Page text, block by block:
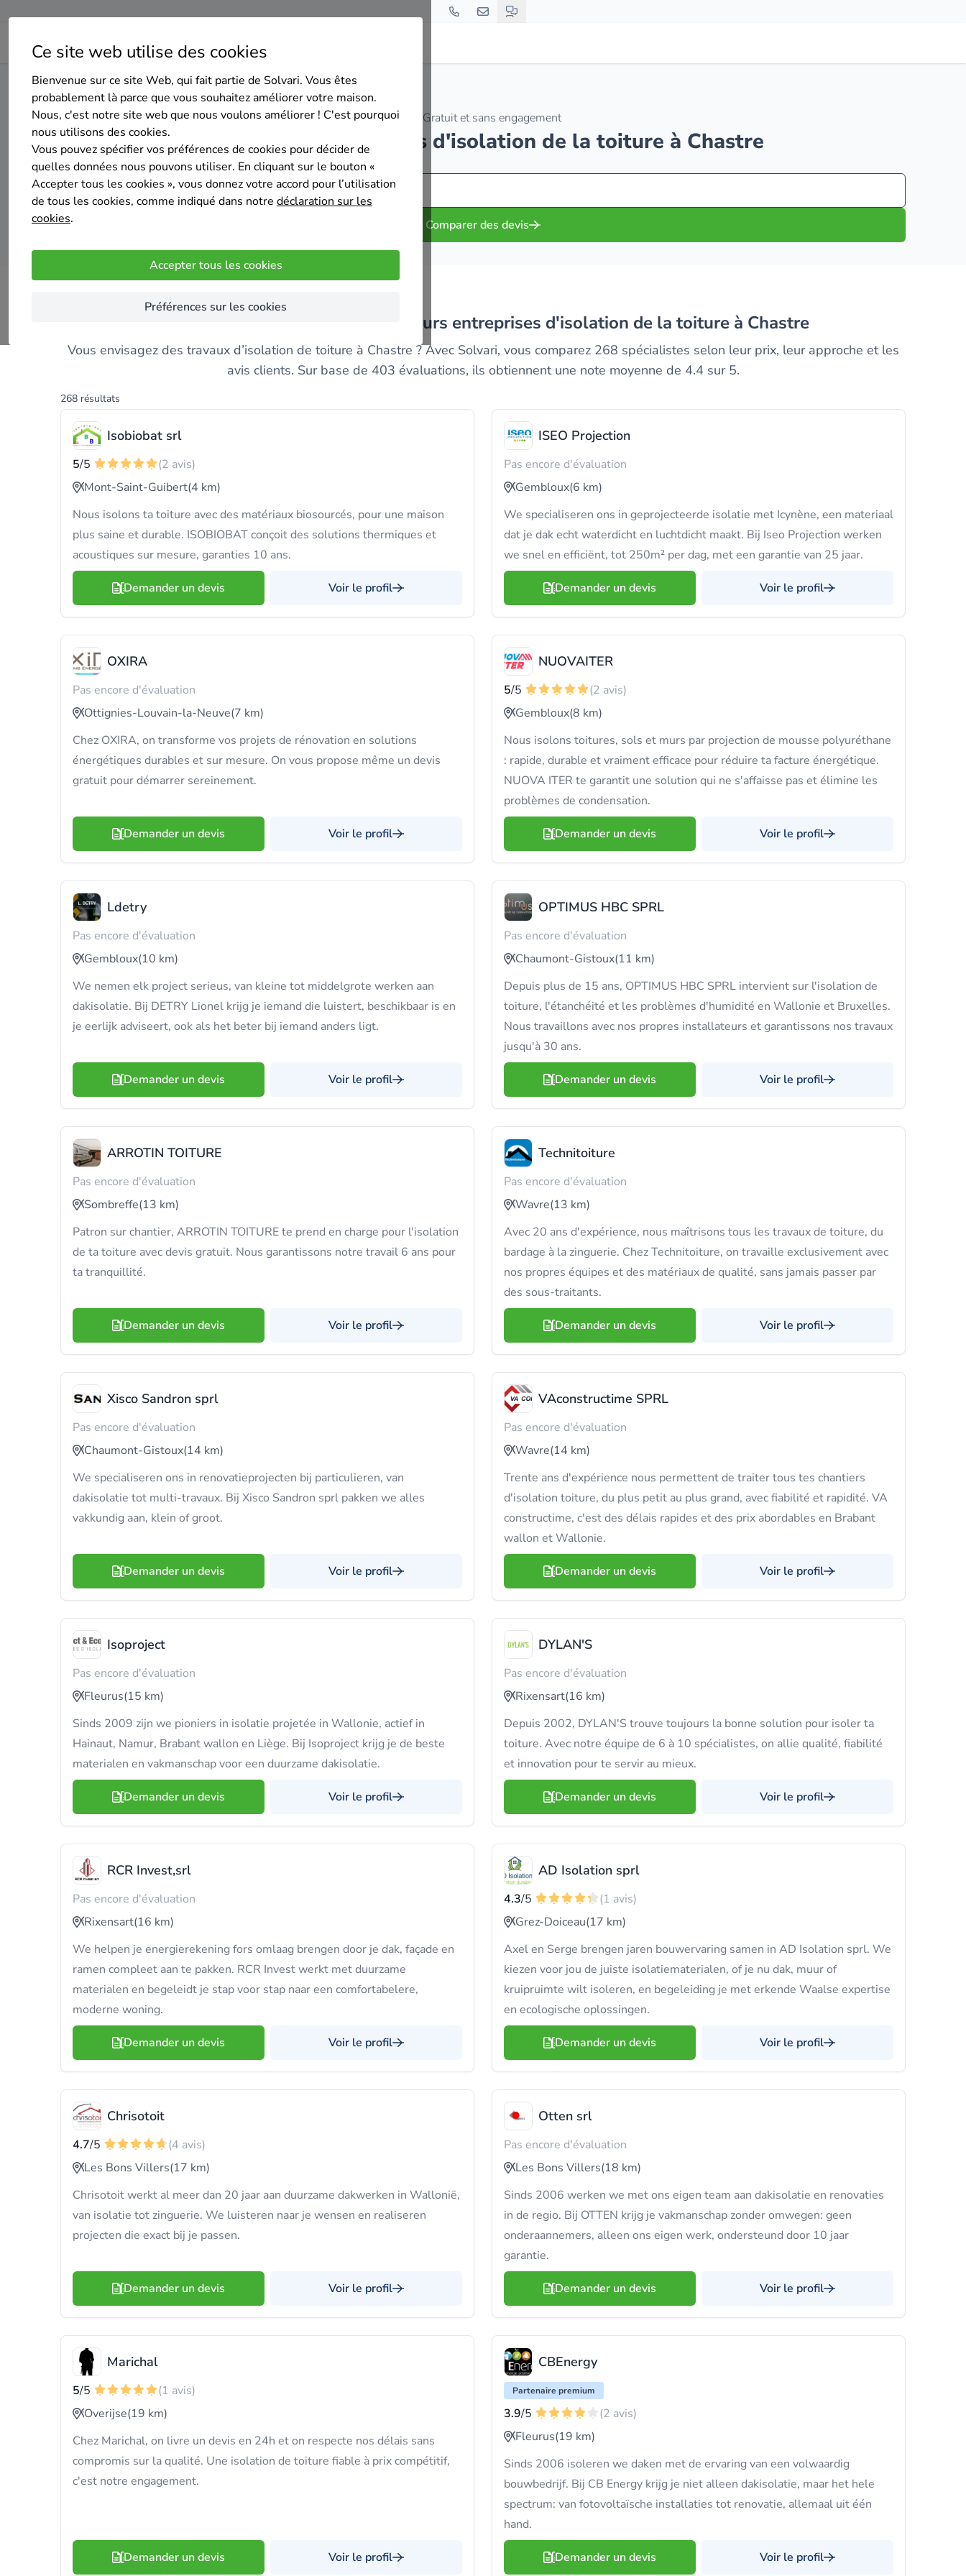
Ce site web utilise des cookies
Bienvenue sur ce site Web, qui fait partie de Solvari. Vous êtes
probablement là parce que vous souhaitez améliorer votre maison.
Nous, c'est notre site web que nous voulons améliorer ! C'est pourquoi
nous utilisons des cookies.
Vous pouvez spécifier vos préférences de cookies pour décider de
quelles données nous pouvons utiliser. En cliquant sur le bouton «
Accepter tous les cookies », vous donnez votre accord pour l’utilisation
de tous les cookies, comme indiqué dans notre déclaration sur les
cookies.
Accepter tous les cookies
Préférences sur les cookies
Home Isolation de la toiture Brabant wallon Chastre
Gratuit et sans engagement
Top 20 des entreprises d'isolation de la toiture à Chastre
Comparer des devis
Découvrez et comparez les meilleurs entreprises d'isolation de la toiture à Chastre
Vous envisagez des travaux d’isolation de toiture à Chastre ? Avec Solvari, vous comparez 268 spécialistes selon leur prix, leur approche et les
avis clients. Sur base de 403 évaluations, ils obtiennent une note moyenne de 4.4 sur 5.
268 résultats
Isobiobat srl
5/5
(2 avis)
Mont-Saint-Guibert(4 km)
Nous isolons ta toiture avec des matériaux biosourcés, pour une maison
plus saine et durable. ISOBIOBAT conçoit des solutions thermiques et
acoustiques sur mesure, garanties 10 ans.
Demander un devis Voir le profil
ISEO Projection
Pas encore d'évaluation
Gembloux(6 km)
We specialiseren ons in geprojecteerde isolatie met Icynène, een materiaal
dat je dak echt waterdicht en luchtdicht maakt. Bij Iseo Projection werken
we snel en efficiënt, tot 250m² per dag, met een garantie van 25 jaar.
Demander un devis Voir le profil
OXIRA
Pas encore d'évaluation
Ottignies-Louvain-la-Neuve(7 km)
Chez OXIRA, on transforme vos projets de rénovation en solutions
énergétiques durables et sur mesure. On vous propose même un devis
gratuit pour démarrer sereinement.
Demander un devis Voir le profil
NUOVAITER
5/5
(2 avis)
Gembloux(8 km)
Nous isolons toitures, sols et murs par projection de mousse polyuréthane
: rapide, durable et vraiment efficace pour réduire ta facture énergétique.
NUOVA ITER te garantit une solution qui ne s'affaisse pas et élimine les
problèmes de condensation.
Demander un devis Voir le profil
Ldetry
Pas encore d'évaluation
Gembloux(10 km)
We nemen elk project serieus, van kleine tot middelgrote werken aan
dakisolatie. Bij DETRY Lionel krijg je iemand die luistert, beschikbaar is en
je eerlijk adviseert, ook als het beter bij iemand anders ligt.
Demander un devis Voir le profil
OPTIMUS HBC SPRL
Pas encore d'évaluation
Chaumont-Gistoux(11 km)
Depuis plus de 15 ans, OPTIMUS HBC SPRL intervient sur l'isolation de
toiture, l'étanchéité et les problèmes d'humidité en Wallonie et Bruxelles.
Nous travaillons avec nos propres installateurs et garantissons nos travaux
jusqu'à 30 ans.
Demander un devis Voir le profil
ARROTIN TOITURE
Pas encore d'évaluation
Sombreffe(13 km)
Patron sur chantier, ARROTIN TOITURE te prend en charge pour l'isolation
de ta toiture avec devis gratuit. Nous garantissons notre travail 6 ans pour
ta tranquillité.
Demander un devis Voir le profil
Technitoiture
Pas encore d'évaluation
Wavre(13 km)
Avec 20 ans d'expérience, nous maîtrisons tous les travaux de toiture, du
bardage à la zinguerie. Chez Technitoiture, on travaille exclusivement avec
nos propres équipes et des matériaux de qualité, sans jamais passer par
des sous-traitants.
Demander un devis Voir le profil
Xisco Sandron sprl
Pas encore d'évaluation
Chaumont-Gistoux(14 km)
We specialiseren ons in renovatieprojecten bij particulieren, van
dakisolatie tot multi-travaux. Bij Xisco Sandron sprl pakken we alles
vakkundig aan, klein of groot.
Demander un devis Voir le profil
VAconstructime SPRL
Pas encore d'évaluation
Wavre(14 km)
Trente ans d'expérience nous permettent de traiter tous tes chantiers
d'isolation toiture, du plus petit au plus grand, avec fiabilité et rapidité. VA
constructime, c'est des délais rapides et des prix abordables en Brabant
wallon et Wallonie.
Demander un devis Voir le profil
Isoproject
Pas encore d'évaluation
Fleurus(15 km)
Sinds 2009 zijn we pioniers in isolatie projetée in Wallonie, actief in
Hainaut, Namur, Brabant wallon en Liège. Bij Isoproject krijg je de beste
materialen en vakmanschap voor een duurzame dakisolatie.
Demander un devis Voir le profil
DYLAN'S
Pas encore d'évaluation
Rixensart(16 km)
Depuis 2002, DYLAN'S trouve toujours la bonne solution pour isoler ta
toiture. Avec notre équipe de 6 à 10 spécialistes, on allie qualité, fiabilité
et innovation pour te servir au mieux.
Demander un devis Voir le profil
RCR Invest,srl
Pas encore d'évaluation
Rixensart(16 km)
We helpen je energierekening fors omlaag brengen door je dak, façade en
ramen compleet aan te pakken. RCR Invest werkt met duurzame
materialen en begeleidt je stap voor stap naar een comfortabelere,
moderne woning.
Demander un devis Voir le profil
AD Isolation sprl
4.3/5
(1 avis)
Grez-Doiceau(17 km)
Axel en Serge brengen jaren bouwervaring samen in AD Isolation sprl. We
kiezen voor jou de juiste isolatiematerialen, of je nu dak, muur of
kruipruimte wilt isoleren, en begeleiding je met erkende Waalse expertise
en ecologische oplossingen.
Demander un devis Voir le profil
Chrisotoit
4.7/5
(4 avis)
Les Bons Villers(17 km)
Chrisotoit werkt al meer dan 20 jaar aan duurzame dakwerken in Wallonië,
van isolatie tot zinguerie. We luisteren naar je wensen en realiseren
projecten die exact bij je passen.
Demander un devis Voir le profil
Otten srl
Pas encore d'évaluation
Les Bons Villers(18 km)
Sinds 2006 werken we met ons eigen team aan dakisolatie en renovaties
in de regio. Bij OTTEN krijg je vakmanschap zonder omwegen: geen
onderaannemers, alleen ons eigen werk, ondersteund door 10 jaar
garantie.
Demander un devis Voir le profil
Marichal
5/5
(1 avis)
Overijse(19 km)
Chez Marichal, on livre un devis en 24h et on respecte nos délais sans
compromis sur la qualité. Une isolation de toiture fiable à prix compétitif,
c'est notre engagement.
Demander un devis Voir le profil
CBEnergy
Partenaire premium
3.9/5
(2 avis)
Fleurus(19 km)
Sinds 2006 isoleren we daken met de ervaring van een volwaardig
bouwbedrijf. Bij CB Energy krijg je niet alleen dakisolatie, maar het hele
spectrum: van fotovoltaïsche installaties tot renovatie, allemaal uit één
hand.
Demander un devis Voir le profil